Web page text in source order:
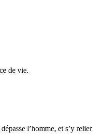
de vie.
l’homme, et s’y relier